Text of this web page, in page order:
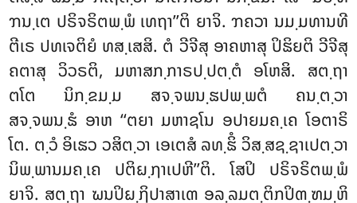
ຠນ຺ເຕ ປຣິຈຣິຕພ຺ພໍ ເທຖາ’’ຕິ ຍາຈິ. ຠຄວາ ນມ຺ມທານທີ
ຕີເຣ ປທເຈຕິຍໍ ທສ຺ເສສິ. ຕໍ ວີຈີສຸ ອາຄຫາສຸ ປິຘິຍຕິ ວີຈີສຸ
ຄຕາສຸ ວິວຣຕິ, ມຫາສກ຺ກາຣປ຺ປຕ຺ຕໍ ອໂຫສິ. ສຕ຺ຖາ
ຕໂຕ ນິກ຺ຂມ຺ມ ສຈ຺ຈພນ຺ຘປພ຺ພຕໍ ຄນ຺ຕ຺ວາ
ສຈ຺ຈພນ຺ຘໍ ອາຫ ‘‘ຕຍາ ມຫາຊໂນ ອປາຍມຄ຺ເຄ ໂອຕາຣິ
ໂຕ. ຕ຺ວໍ ອິເຘວ ວສິຕ຺ວາ ເອເຕສໍ ລທ຺ຘິໍ ວິສ຺ສຊ຺ຊາເປຕ຺ວາ
ນິພ຺ພານມຄ຺ເຄ ປຕິຏ຺ຐາເປຫີ’’ຕິ. ໂສປິ ປຣິຈຣິຕພ຺ພໍ
ຍາຈິ. ສຕ຺ຖາ ຆນປິຏ຺ຐິປາສາເຓ ອລ຺ລມຕ຺ຕິກປິຓ຺ຑມ຺ຫິ